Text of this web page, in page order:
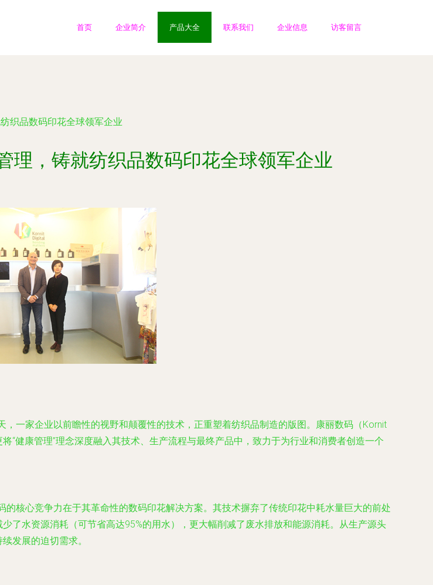
首页 企业简介 产品大全 联系我们 企业信息 访客留言
织品数码印花全球领军企业
理，铸就纺织品数码印花全球领军企业
一家企业以前瞻性的视野和颠覆性的技术，正重塑着纺织品制造的版图。康丽数码（Kornit
“健康管理”理念深度融入其技术、生产流程与最终产品中，致力于为行业和消费者创造一个
核心竞争力在于其革命性的数码印花解决方案。其技术摒弃了传统印花中耗水量巨大的前处
了水资源消耗（可节省高达95%的用水），更大幅削减了废水排放和能源消耗。从生产源头
发展的迫切需求。